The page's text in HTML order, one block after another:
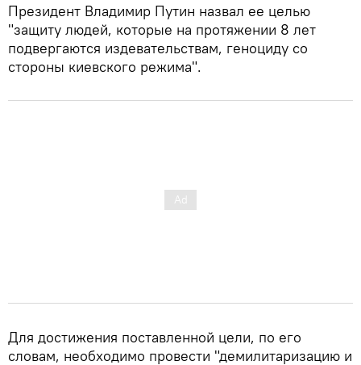
Президент Владимир Путин назвал ее целью
"защиту людей, которые на протяжении 8 лет
подвергаются издевательствам, геноциду со
стороны киевского режима".
Для достижения поставленной цели, по его
словам, необходимо провести "демилитаризацию и